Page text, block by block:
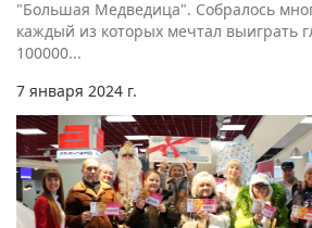
7 января 2024 г.